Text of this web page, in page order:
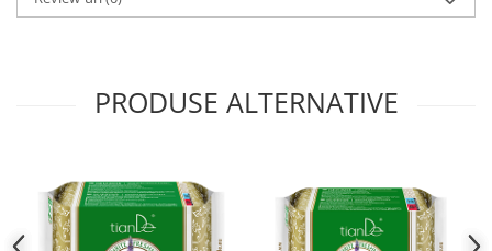
PRODUSE ALTERNATIVE